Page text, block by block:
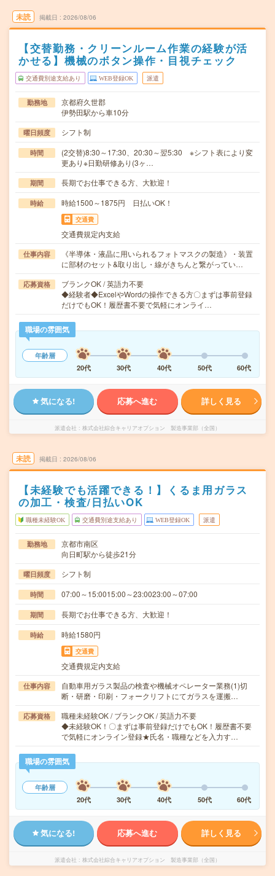
未読 掲載日 2026/08/06
【交替勤務・クリーンルーム作業の経験が活
かせる】機械のボタン操作・目視チェック
交通費別途支給あり WEB登録OK 派遣
勤務地
京都府久世郡
伊勢田駅から車10分
曜日頻度 シフト制
時間
(2交替)8:30～17:30、20:30～翌5:30 ※シフト表により変
更あり※日勤研修あり(3ヶ…
期間 長期でお仕事できる方、大歓迎！
時給 時給1500～1875円 日払いOK！
交通費
交通費規定内支給
仕事内容
《半導体・液晶に用いられるフォトマスクの製造》・装置
に部材のセット&取り出し・線がきちんと繋がってい…
応募資格
ブランクOK / 英語力不要
◆経験者◆ExcelやWordの操作できる方〇まずは事前登録
だけでもOK！履歴書不要で気軽にオンライ…
職場の雰囲気
年齢層
20代
30代 40代 50代 60代
気になる! 応募へ進む 詳しく見る
派遣会社 株式会社綜合キャリアオプション 製造事業部（全国）
未読 掲載日 2026/08/06
【未経験でも活躍できる！】くるま用ガラス
の加工・検査/日払いOK
職種未経験OK 交通費別途支給あり WEB登録OK 派遣
勤務地
京都市南区
向日町駅から徒歩21分
曜日頻度 シフト制
時間 07:00～15:0015:00～23:0023:00～07:00
期間 長期でお仕事できる方、大歓迎！
時給 時給1580円
交通費
交通費規定内支給
仕事内容
自動車用ガラス製品の検査や機械オペレーター業務(1)切
断・研磨・印刷・フォークリフトにてガラスを運搬…
応募資格
職種未経験OK / ブランクOK / 英語力不要
◆未経験OK！〇まずは事前登録だけでもOK！履歴書不要
で気軽にオンライン登録★氏名・職種などを入力す…
職場の雰囲気
年齢層
20代
30代 40代 50代 60代
気になる! 応募へ進む 詳しく見る
派遣会社 株式会社綜合キャリアオプション 製造事業部（全国）